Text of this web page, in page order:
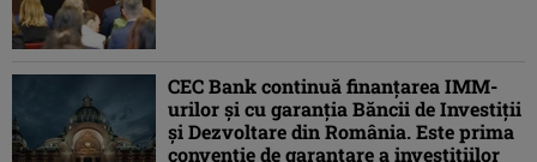
CEC Bank continuă finanțarea IMM-
urilor și cu garanția Băncii de Investiţii
şi Dezvoltare din România. Este prima
convenție de garantare a investițiilor